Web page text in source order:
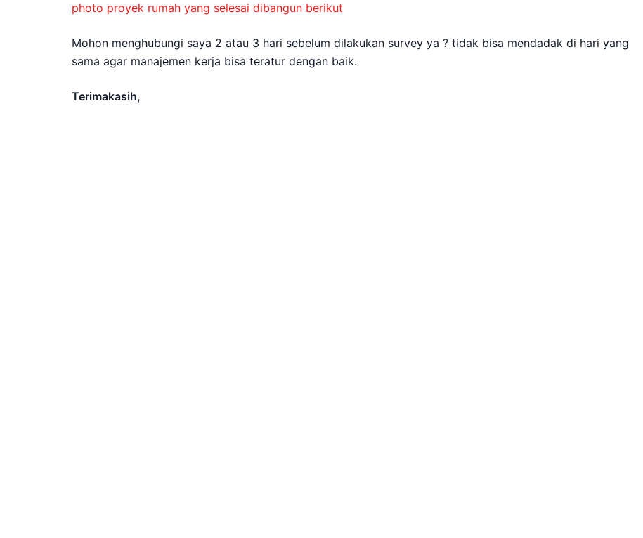
photo proyek rumah yang selesai dibangun berikut
Mohon menghubungi saya 2 atau 3 hari sebelum dilakukan survey ya ? tidak bisa mendadak di hari yang
sama agar manajemen kerja bisa teratur dengan baik.
Terimakasih,